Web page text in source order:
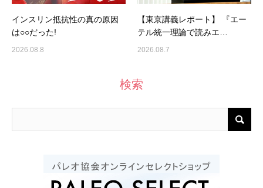
インスリン抵抗性の真の原因
は○○だった!
2026.08.8
【東京講義レポート】 『エー
テル統一理論で読みエ…
2026.08.7
検索